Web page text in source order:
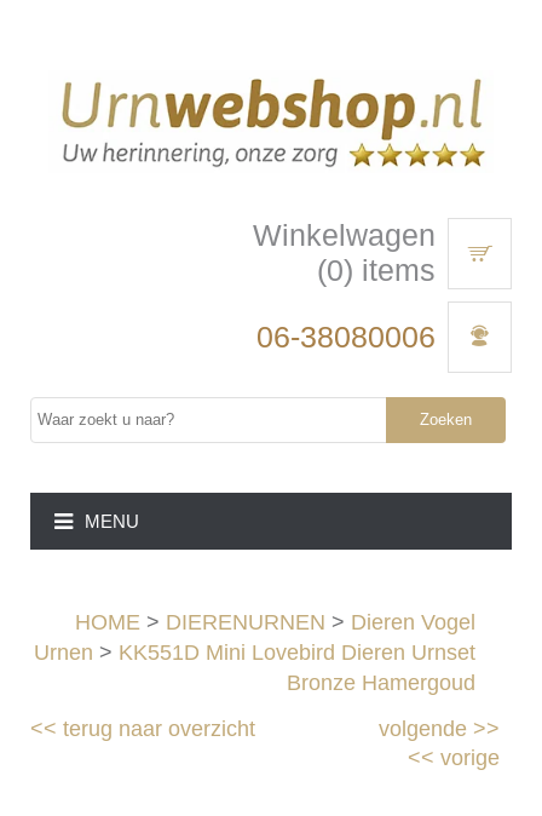
Winkelwagen
(0) items
06-38080006
Zoeken
MENU
HOME > DIERENURNEN > Dieren Vogel
Urnen > KK551D Mini Lovebird Dieren Urnset
Bronze Hamergoud
<<terug naar overzicht volgende>>
<< vorige